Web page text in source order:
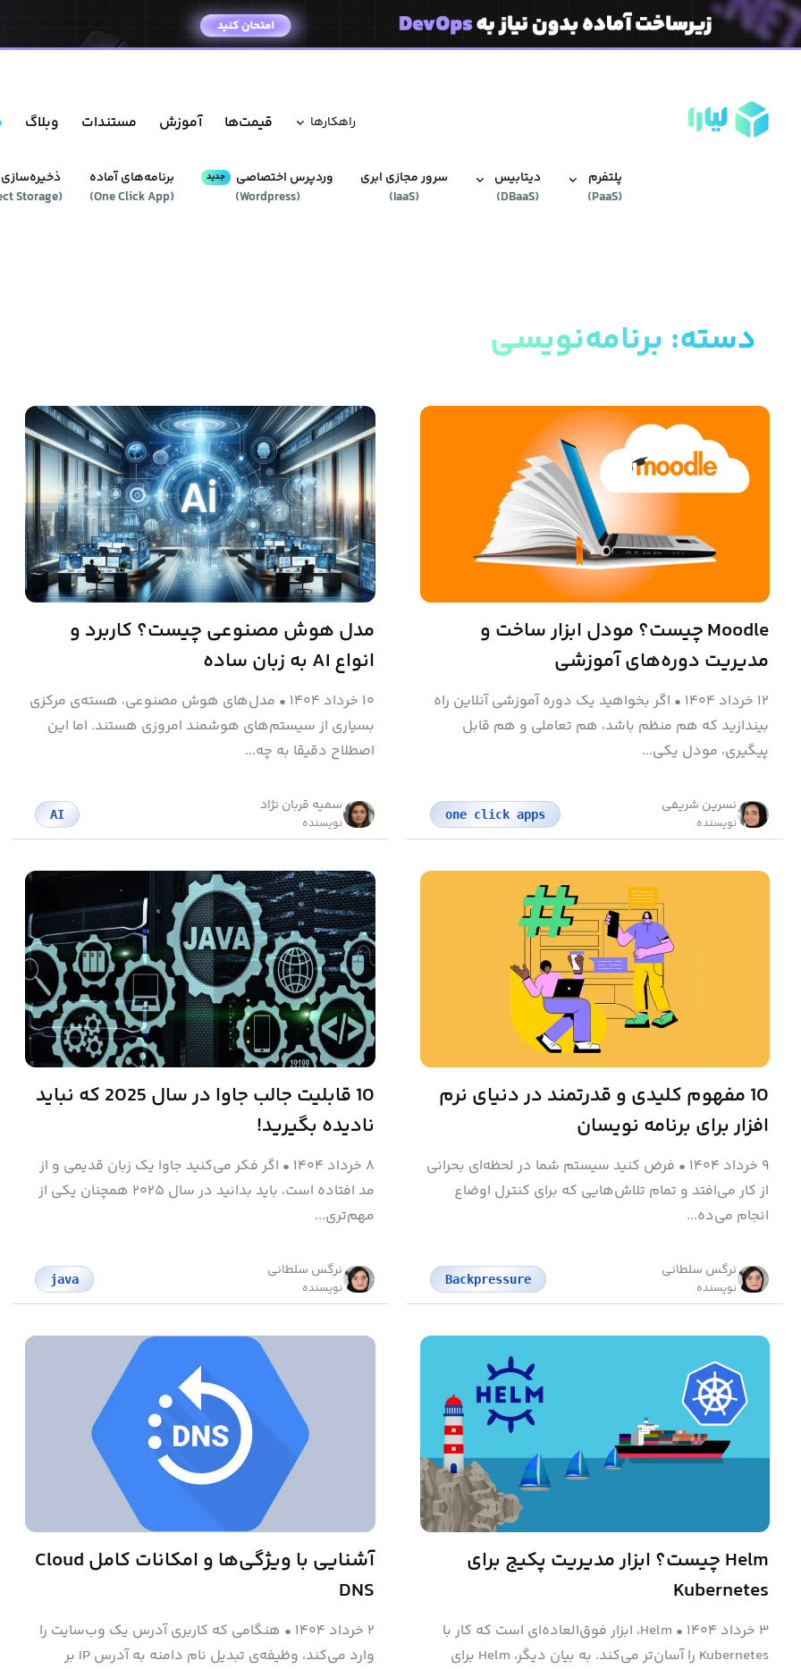
راهکار‌ها قیمت‌ها آموزش مستندات وبلاگ
(
Storage
برنامه‌های آماده
(
One Click App
)
وردپرس‌ اختصاصی جدید
(
Wordpress
)
سرور مجازی ابری
(
IaaS
)
دیتابیس‌
(
DBaaS
)
پلتفرم
(
PaaS
)
دسته: برنامه‌نویسی
Moodle چیست؟ مودل ابزار ساخت و
مدیریت دوره‌های آموزشی
۱۲ خرداد ۱۴۰۴ • اگر بخواهید یک دوره آموزشی آنلاین راه
بیندازید که هم منظم باشد، هم تعاملی و هم قابل
پیگیری، مودل یکی...
نسرین شریفی
نویسنده
one click apps
مدل هوش مصنوعی چیست؟ کاربرد و
انواع AI به زبان ساده
۱۰ خرداد ۱۴۰۴ • مدل‌های هوش مصنوعی، هسته‌ی مرکزی
بسیاری از سیستم‌های هوشمند امروزی هستند. اما این
اصطلاح دقیقا به چه...
سمیه قربان نژاد
نویسنده
AI
10 مفهوم کلیدی و قدرتمند در دنیای نرم‌
افزار برای برنامه‌ نویسان
۹ خرداد ۱۴۰۴ • فرض کنید سیستم شما در لحظه‌ای بحرانی
از کار می‌افتد و تمام تلاش‌هایی که برای کنترل اوضاع
انجام می‌ده...
نرگس سلطانی
نویسنده
Backpressure
10 قابلیت جالب جاوا در سال 2025 که نباید
نادیده بگیرید!
۸ خرداد ۱۴۰۴ • اگر فکر می‌کنید جاوا یک زبان قدیمی و از
مد افتاده است، باید بدانید در سال ۲۰۲۵ همچنان یکی از
مهم‌تری...
نرگس سلطانی
نویسنده
java
Helm چیست؟ ابزار مدیریت پکیج برای
Kubernetes
۳ خرداد ۱۴۰۴ •
Helm، ابزار فوق‌العاده‌ای است که کار با
Kubernetes را آسان‌تر می‌کند. به بیان دیگر، Helm برای
آشنایی با ویژگی‌ها و امکانات کامل Cloud
DNS
۲ خرداد ۱۴۰۴ • هنگامی‌ که کاربری آدرس یک وب‌سایت را
وارد می‌کند، وظیفه‌ی تبدیل نام دامنه به آدرس IP بر